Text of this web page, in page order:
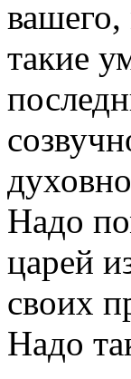
такие
Надо
царей
своих
Надо